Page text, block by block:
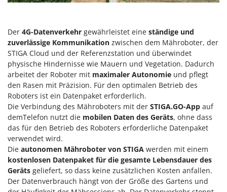
Ompagrill
Ooni
Oriental Koshin
Outdoorchef
P
Palazzetti
Palumbo Pavi
Partisani
Paterlini
Philips
Der 4G-Datenverkehr gewährleistet eine ständige und
zuverlässige Kommunikation zwischen dem Mähroboter, der
STIGA Cloud und der Referenzstation und überwindet
physische Hindernisse wie Mauern und Vegetation. Dadurch
arbeitet der Roboter mit maximaler Autonomie und pflegt
den Rasen mit Präzision. Für den optimalen Betrieb des
Roboters ist ein Datenpaket erforderlich.
Die Verbindung des Mähroboters mit der STIGA.GO-App auf
demTelefon nutzt die mobilen Daten des Geräts, ohne dass
das für den Betrieb des Roboters erforderliche Datenpaket
verwendet wird.
Die autonomen Mähroboter von STIGA werden mit einem
kostenlosen Datenpaket für die gesamte Lebensdauer des
Geräts geliefert, so dass keine zusätzlichen Kosten anfallen.
Der Datenverbrauch hängt von der Größe des Gartens und